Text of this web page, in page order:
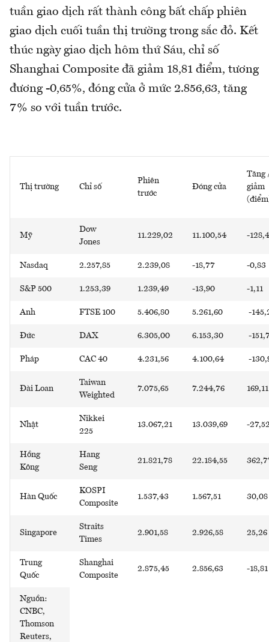
tuần giao dịch rất thành công bất chấp phiên
giao dịch cuối tuần thị trường trong sắc đỏ. Kết
thúc ngày giao dịch hôm thứ Sáu, chỉ số
Shanghai Composite đã giảm 18,81 điểm, tương
đương -0,65%, đóng cửa ở mức 2.856,63, tăng
7% so với tuần trước.
Thị trường Chỉ số
Phiên
trước
Đóng cửa
Tăng
giảm
Mỹ
Dow
Jones
11.229,02 11.100,54 -
Nasdaq 2.257,85 2.239,08 -18,77 -0,83
S&P 500 1.253,39 1.239,49 -13,90 -1,11
Anh FTSE 100 5.406,80 5.261,60 -
Đức DAX 6.305,00 6.153,30 -
Pháp CAC 40 4.231,56 4.100,64 -
Đài Loan
Taiwan
Weighted
7.075,65 7.244,76 169,11
Nhật
Nikkei
225
13.067,21 13.039,69 -
Hồng
Kông
Hang
Seng
21.821,78 22.184,55
Hàn Quốc
KOSPI
Composite
1.537,43 1.567,51 30,08
Singapore
Straits
Times
2.901,58 2.926,58 25,26
Trung
Quốc
Shanghai
Composite
2.875,45 2.856,63 -18,81
Nguồn:
CNBC,
Thomson
Reuters,